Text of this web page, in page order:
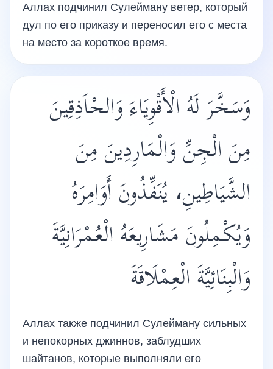
Аллах подчинил Сулейману ветер, который
дул по его приказу и переносил его с места
на место за короткое время.
وَسَخَّرَ لَهُ الْأَقْوِيَاءَ وَالحْاَذِقِينَ
مِنَ الْجِنِّ وَالْمَارِدِينَ مِنَ
الشَّيَاطِينِ، يُنَفِّذُونَ أَوَامِرَهُ
وَيُكْمِلُونَ مَشَارِيعَهُ الْعُمْرَانِيَّةَ
وَالْبِنَائِيَّةَ الْعِمْلَاقَةَ
Аллах также подчинил Сулейману сильных
и непокорных джиннов, заблудших
шайтанов, которые выполняли его